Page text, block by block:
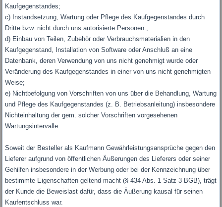
Kaufgegenstandes;
c) Instandsetzung, Wartung oder Pflege des Kaufgegenstandes durch
Dritte bzw. nicht durch uns autorisierte Personen.;
d) Einbau von Teilen, Zubehör oder Verbrauchsmaterialien in den
Kaufgegenstand, Installation von Software oder Anschluß an eine
Datenbank, deren Verwendung von uns nicht genehmigt wurde oder
Veränderung des Kaufgegenstandes in einer von uns nicht genehmigten
Weise;
e) Nichtbefolgung von Vorschriften von uns über die Behandlung, Wartung
und Pflege des Kaufgegenstandes (z. B. Betriebsanleitung) insbesondere
Nichteinhaltung der gem. solcher Vorschriften vorgesehenen
Wartungsintervalle.
Soweit der Besteller als Kaufmann Gewährleistungsansprüche gegen den
Lieferer aufgrund von öffentlichen Äußerungen des Lieferers oder seiner
Gehilfen insbesondere in der Werbung oder bei der Kennzeichnung über
bestimmte Eigenschaften geltend macht (§ 434 Abs. 1 Satz 3 BGB), trägt
der Kunde die Beweislast dafür, dass die Äußerung kausal für seinen
Kaufentschluss war.